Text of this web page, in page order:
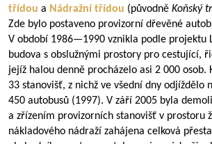
třídou a Nádražní třídou (původně Koňský
Zde bylo postaveno provizorní dřevěné
V období 1986—1990 vznikla podle projektu
budova s obslužnými prostory pro cestující,
jejíž halou denně procházelo asi 2 000 osob.
33 stanovišť, z nichž ve všední dny odjíždělo
450 autobusů (1997). V září 2005 byla
a zřízením provizorních stanovišť v prostoru
nákladového nádraží zahájena celková